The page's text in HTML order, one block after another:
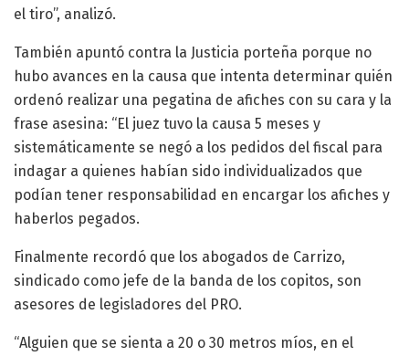
el tiro”, analizó.
También apuntó contra la Justicia porteña porque no
hubo avances en la causa que intenta determinar quién
ordenó realizar una pegatina de afiches con su cara y la
frase asesina: “El juez tuvo la causa 5 meses y
sistemáticamente se negó a los pedidos del fiscal para
indagar a quienes habían sido individualizados que
podían tener responsabilidad en encargar los afiches y
haberlos pegados.
Finalmente recordó que los abogados de Carrizo,
sindicado como jefe de la banda de los copitos, son
asesores de legisladores del PRO.
“Alguien que se sienta a 20 o 30 metros míos, en el